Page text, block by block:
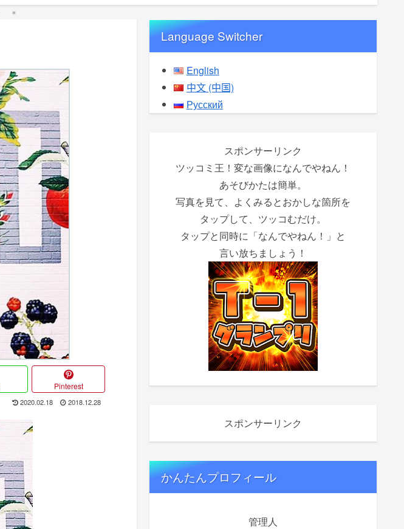
Pinterest
2020.02.18 2018.12.28
Language Switcher
English
中文 (中国)
Русский
スポンサーリンク
ツッコミ王！変な画像になんでやねん！
あそびかたは簡単。
写真を見て、よくみるとおかしな箇所を
タップして、ツッコむだけ。
タップと同時に「なんでやねん！」と
言い放ちましょう！
スポンサーリンク
かんたんプロフィール
管理人